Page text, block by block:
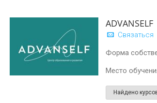
ADVANSELF
Связаться
Форма
Место
Найдено